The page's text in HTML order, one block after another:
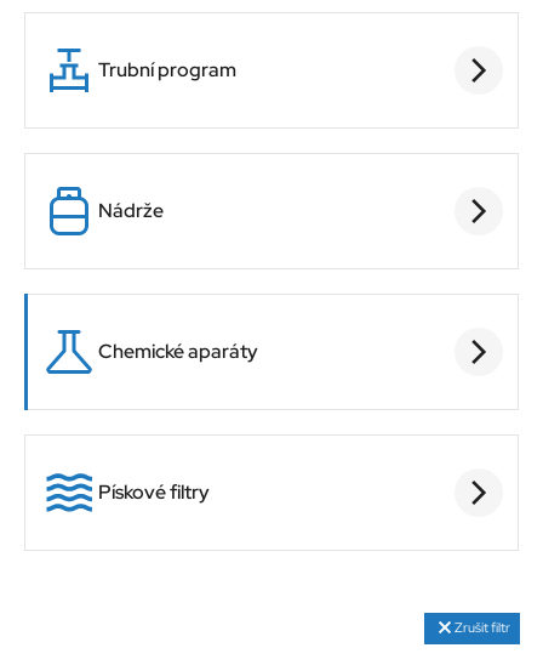
Trubní program
Nádrže
Chemické aparáty
Pískové filtry
Zrušit filtr